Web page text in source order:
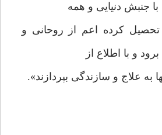
جنبش دنیایی و همه
کرده اعم از روحانی و
و با اطلاع از
به علاج و سازندگی بپردازند».